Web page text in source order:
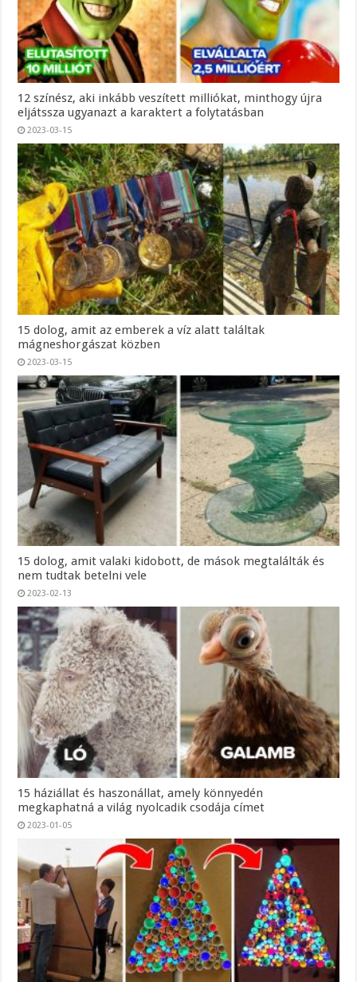
12 színész, aki inkább veszített milliókat, minthogy újra
eljátssza ugyanazt a karaktert a folytatásban
2023-03-15
15 dolog, amit az emberek a víz alatt találtak
mágneshorgászat közben
2023-03-15
15 dolog, amit valaki kidobott, de mások megtalálták és
nem tudtak betelni vele
2023-02-13
15 háziállat és haszonállat, amely könnyedén
megkaphatná a világ nyolcadik csodája címet
2023-01-05